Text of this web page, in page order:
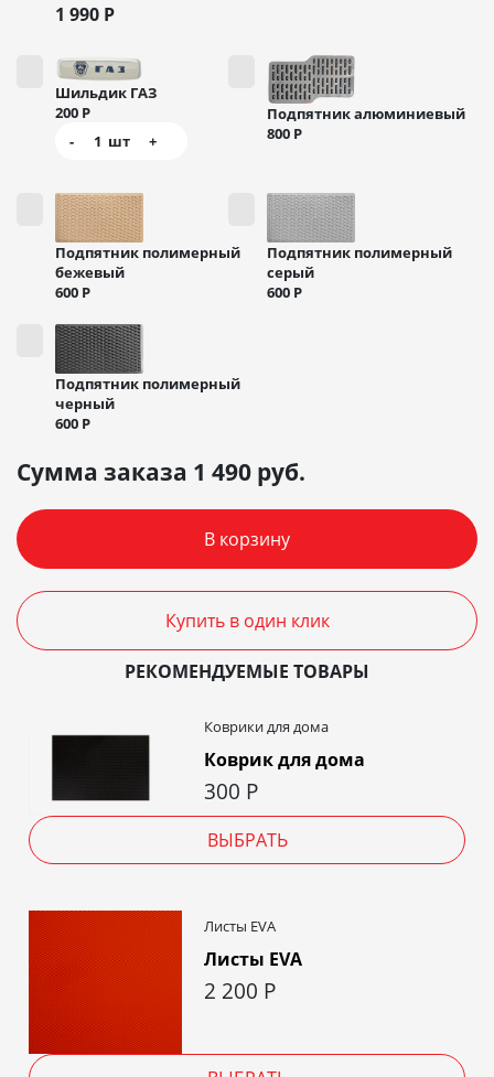
1 990 Р
Шильдик ГАЗ
200 Р
-
1 шт +
Подпятник алюминиевый
800 Р
Подпятник полимерный
бежевый
600 Р
Подпятник полимерный
серый
600 Р
Подпятник полимерный
черный
600 Р
Сумма заказа 1 490 руб.
В корзину
Купить в один клик
РЕКОМЕНДУЕМЫЕ ТОВАРЫ
Коврики для дома
Коврик для дома
300 Р
ВЫБРАТЬ
Листы EVA
Листы EVA
2 200 Р